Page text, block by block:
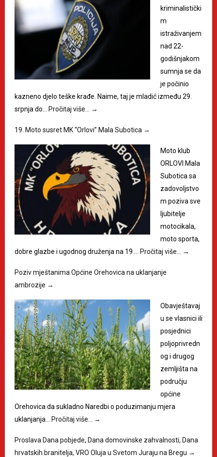
kriminalistički
m
istraživanjem
nad 22-
godišnjakom
sumnja se da
je počinio
kazneno djelo teške krađe. Naime, taj je mladić između 29.
srpnja do…
Pročitaj više… →
19. Moto susret MK “Orlovi” Mala Subotica →
Moto klub
ORLOVI Mala
Subotica sa
zadovoljstvo
m poziva sve
ljubitelje
motocikala,
moto sporta,
dobre glazbe i ugodnog druženja na 19.…
Pročitaj više… →
Poziv mještanima Općine Orehovica na uklanjanje
ambrozije →
Obavještavaj
u se vlasnici ili
posjednici
poljoprivredn
og i drugog
zemljišta na
području
općine
Orehovica da sukladno Naredbi o poduzimanju mjera
uklanjanja…
Pročitaj više… →
Proslava Dana pobjede, Dana domovinske zahvalnosti, Dana
hrvatskih branitelja, VRO Oluja u Svetom Juraju na Bregu →